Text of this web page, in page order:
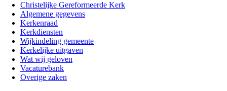
Christelijke Gereformeerde Kerk
Algemene gegevens
Kerkenraad
Kerkdiensten
Wijkindeling gemeente
Kerkelijke uitgaven
Wat wij geloven
Vacaturebank
Overige zaken